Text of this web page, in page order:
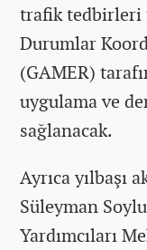
trafik tedbirleri
Durumlar
(GAMER)
uygulama ve
sağlanacak.
Ayrıca yılbaşı
Süleyman
Yardımcıları